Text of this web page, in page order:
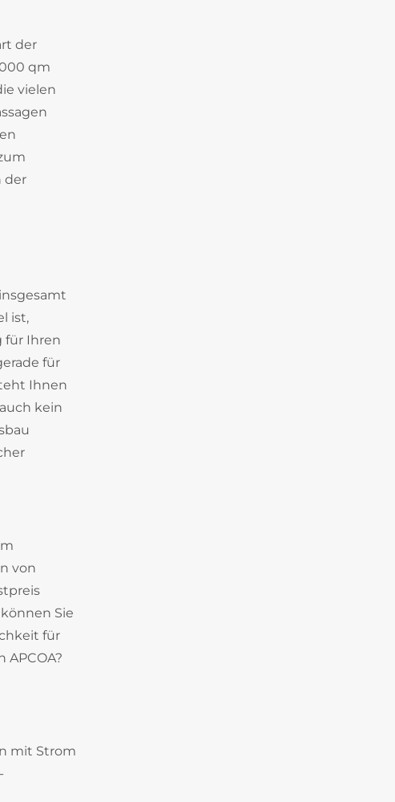
der
qm
vielen
der
ist,
für Ihren
für
Ihnen
kein
von
Sie
für
mit Strom